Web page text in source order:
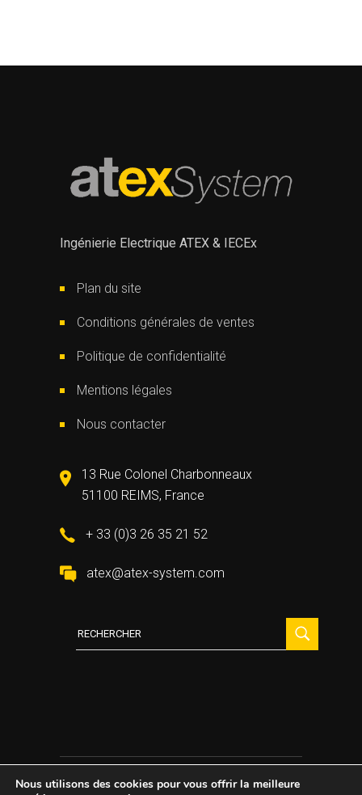
Ingénierie Electrique ATEX & IECEx
Plan du site
Conditions générales de ventes
Politique de confidentialité
Mentions légales
Nous contacter
13 Rue Colonel Charbonneaux
51100 REIMS, France
+ 33 (0)3 26 35 21 52
atex@atex-system.com
2021 All Rights Reserved ©Atex System
Nous utilisons des cookies pour vous offrir la meilleure